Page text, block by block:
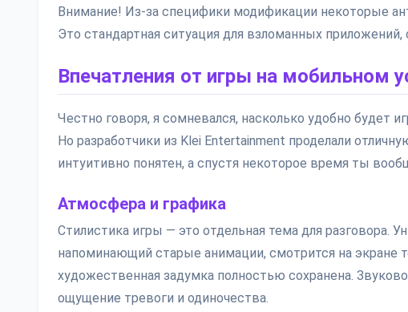
Внимание! Из-за специфики модификации некоторые
Это стандартная ситуация для взломанных
Впечатления от игры на мобильном
Честно говоря, я сомневался, насколько удобно будет
Но разработчики из Klei Entertainment проделали
интуитивно понятен, а спустя некоторое время ты
Атмосфера и графика
Стилистика игры — это отдельная тема для разговора.
напоминающий старые анимации, смотрится на экране
художественная задумка полностью сохранена.
ощущение тревоги и одиночества.